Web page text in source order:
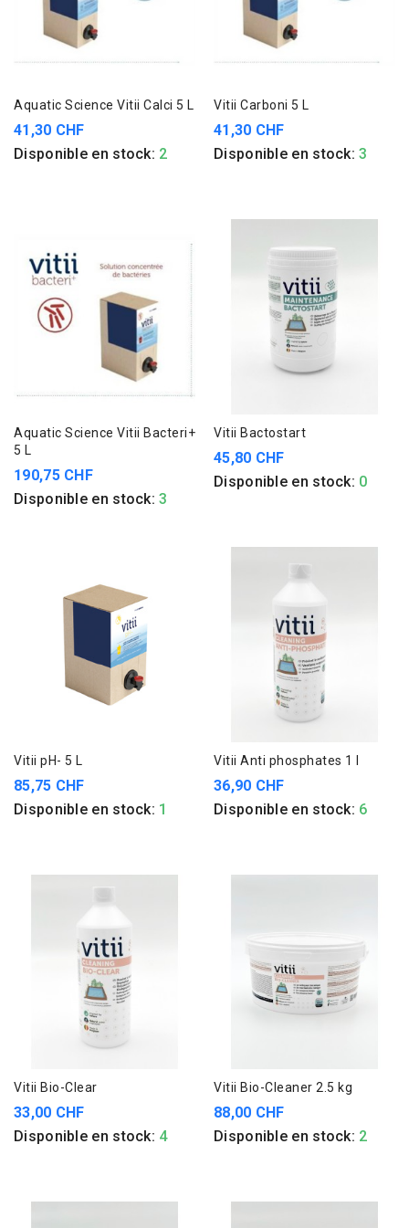
Aquatic Science Vitii Calci 5 L
41,30 CHF
Disponible en stock: 2
Vitii Carboni 5 L
41,30 CHF
Disponible en stock: 3
Aquatic Science Vitii Bacteri+
5 L
190,75 CHF
Disponible en stock: 3
Vitii Bactostart
45,80 CHF
Disponible en stock: 0
Vitii pH- 5 L
85,75 CHF
Disponible en stock: 1
Vitii Anti phosphates 1 l
36,90 CHF
Disponible en stock: 6
Vitii Bio-Clear
33,00 CHF
Disponible en stock: 4
Vitii Bio-Cleaner 2.5 kg
88,00 CHF
Disponible en stock: 2